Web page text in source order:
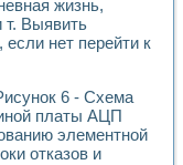
течения в
магнитных
интерфейсов обмена по
адиабатического
переходных
результатов
измерений с
жизнь,
т. Выявить
нет перейти к
6 - Схема
платы АЦП
элементной
отказов и